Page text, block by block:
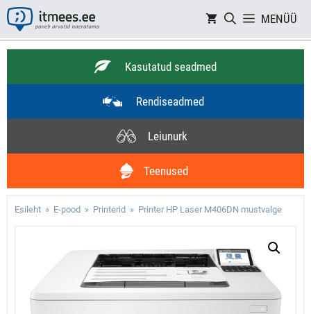
Skip
to
content
MENÜÜ
Kasutatud seadmed
Rendiseadmed
Leiunurk
Teenused
Esileht » E-pood » Printerid » Printer HP Laser M406DN mustvalge